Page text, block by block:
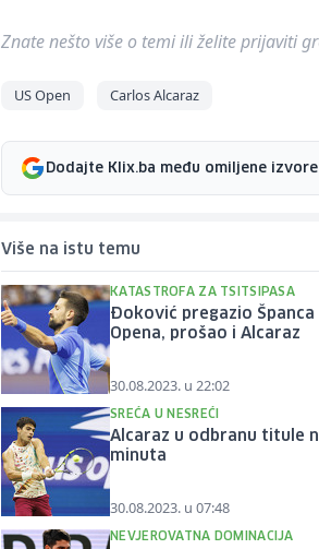
Znate nešto više o temi ili želite prijaviti
US Open Carlos Alcaraz
Dodajte Klix.ba među omiljene izvore
Više na istu temu
KATASTROFA ZA TSITSIPASA
Đoković pregazio
Opena, prošao i Alcaraz
30.08.2023. u 22:02
SREĆA U NESREĆI
Alcaraz u odbranu titule
minuta
30.08.2023. u 07:48
NEVJEROVATNA DOMINACIJA